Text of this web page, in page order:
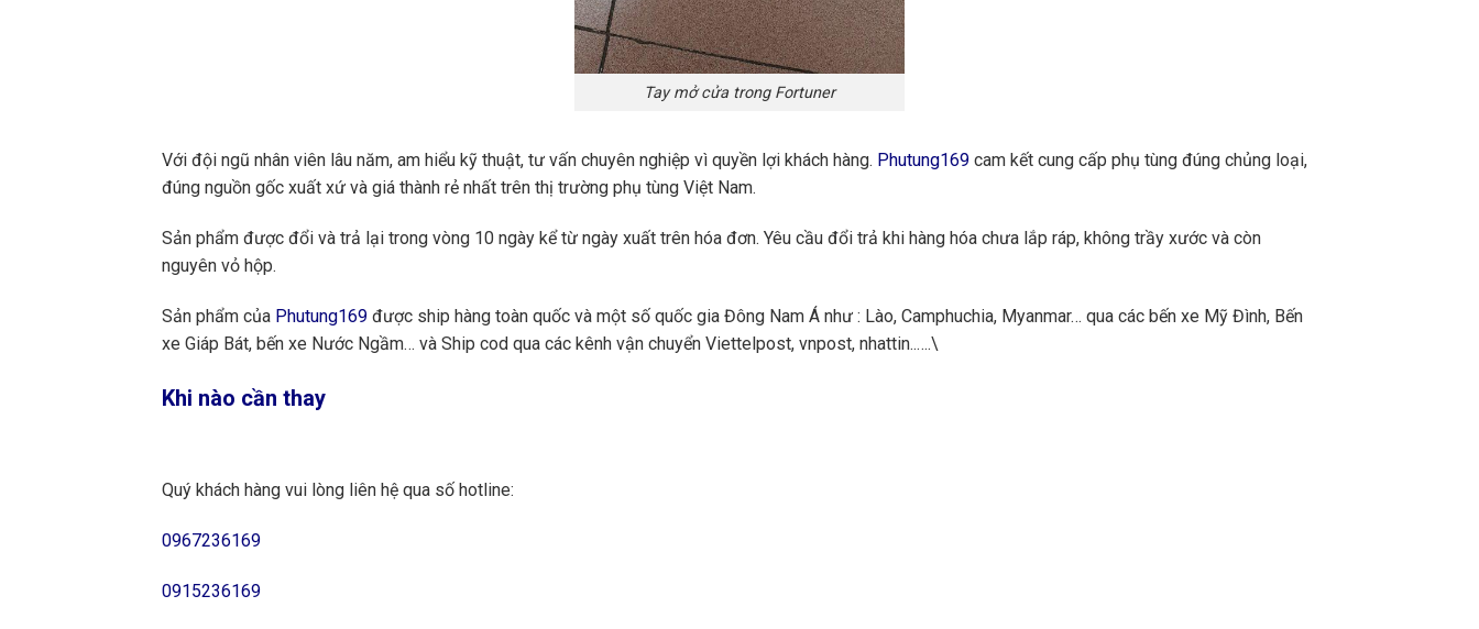
Tay mở cửa trong Fortuner
Với đội ngũ nhân viên lâu năm, am hiểu kỹ thuật, tư vấn chuyên nghiệp vì quyền lợi khách hàng. Phutung169 cam kết cung cấp phụ tùng đúng chủng loại,
đúng nguồn gốc xuất xứ và giá thành rẻ nhất trên thị trường phụ tùng Việt Nam.
Sản phẩm được đổi và trả lại trong vòng 10 ngày kể từ ngày xuất trên hóa đơn. Yêu cầu đổi trả khi hàng hóa chưa lắp ráp, không trầy xước và còn
nguyên vỏ hộp.
Sản phẩm của Phutung169 được ship hàng toàn quốc và một số quốc gia Đông Nam Á như : Lào, Camphuchia, Myanmar… qua các bến xe Mỹ Đình, Bến
xe Giáp Bát, bến xe Nước Ngầm… và Ship cod qua các kênh vận chuyển Viettelpost, vnpost, nhattin..….\
Khi nào cần thay
Quý khách hàng vui lòng liên hệ qua số hotline:
0967236169
0915236169